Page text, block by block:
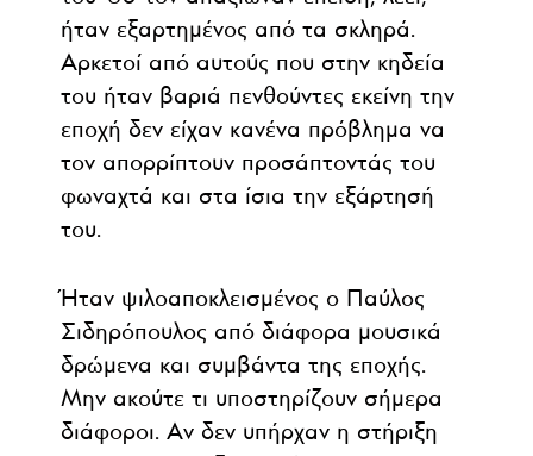
ήταν εξαρτημένος από τα σκληρά.
Αρκετοί από αυτούς που στην κηδεία
του ήταν βαριά πενθούντες εκείνη την
εποχή δεν είχαν κανένα πρόβλημα να
τον απορρίπτουν προσάπτοντάς του
φωναχτά και στα ίσια την εξάρτησή
του.
Ήταν ψιλοαποκλεισμένος ο Παύλος
Σιδηρόπουλος από διάφορα μουσικά
δρώμενα και συμβάντα της εποχής.
Μην ακούτε τι υποστηρίζουν σήμερα
διάφοροι. Αν δεν υπήρχαν η στήριξη